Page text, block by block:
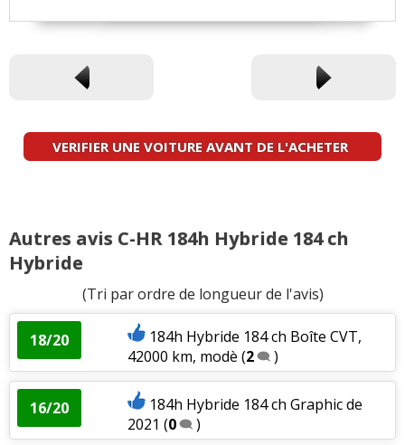
VERIFIER UNE VOITURE AVANT DE L'ACHETER
Autres avis C-HR 184h Hybride 184 ch
Hybride
(Tri par ordre de longueur de l'avis)
18/20
184h Hybride 184 ch Boîte CVT,
42000 km, modè (2 )
16/20
184h Hybride 184 ch Graphic de
2021 (0 )